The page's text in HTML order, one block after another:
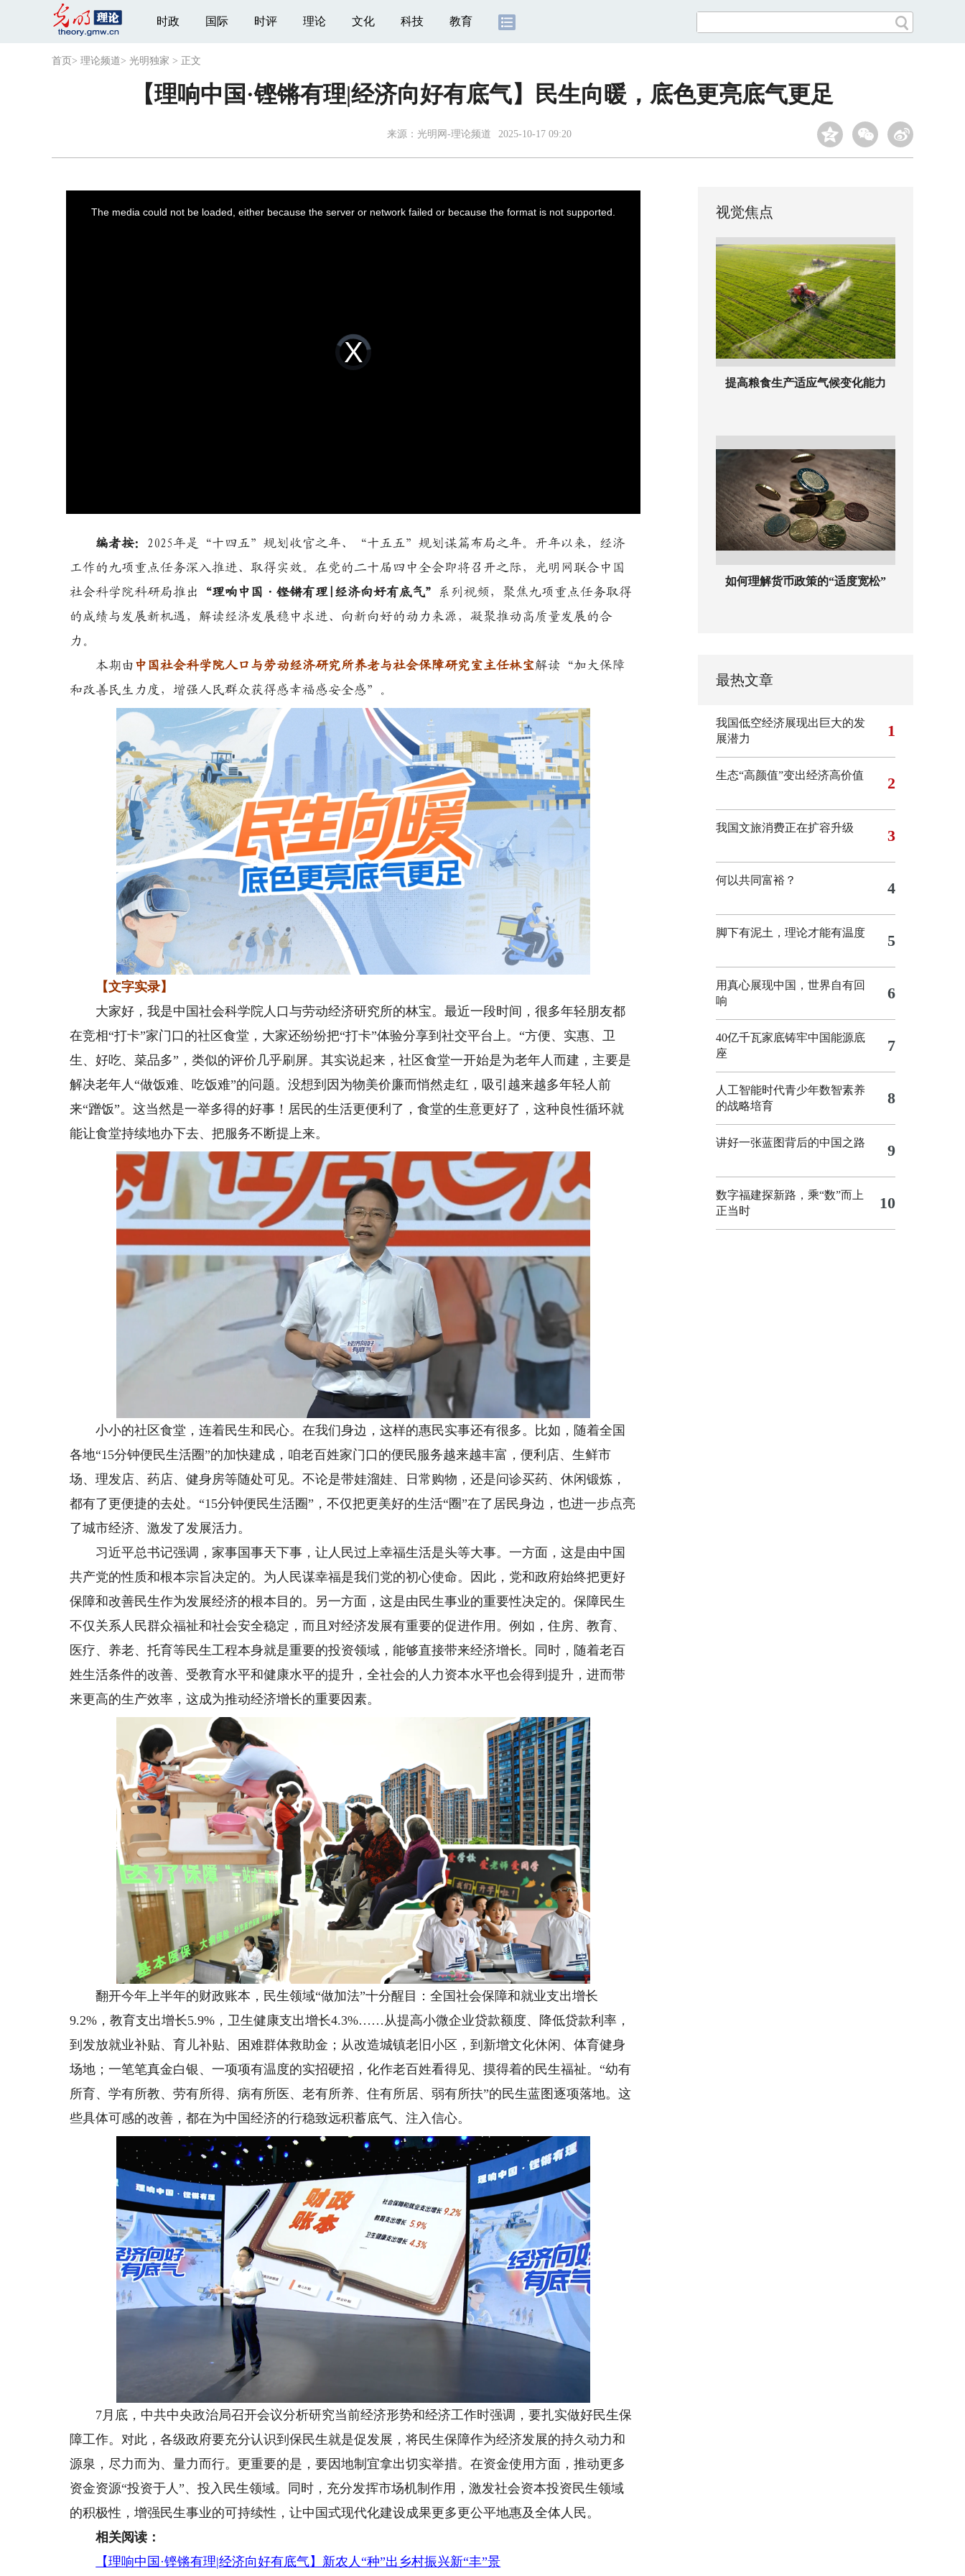
时政 国际 时评 理论 文化 科技 教育
首页 > 理论频道> 光明独家 > 正文
【理响中国·铿锵有理|经济向好有底气】民生向暖，底色更亮底气更足
来源： 光明网-理论频道 2025-10-17 09:20
Video
Player
loading.
The media could not be loaded, either because the server or network failed or because the format is not supported.
编者按： 2025年是“十四五”规划收官之年、“十五五”规划谋篇布局之年。开年以来，经济
工作的九项重点任务深入推进、取得实效。在党的二十届四中全会即将召开之际，光明网联合中国
社会科学院科研局推出
“理响中国·铿锵有理|经济向好有底气”
系列视频，聚焦九项重点任务取得
的成绩与发展新机遇，解读经济发展稳中求进、向新向好的动力来源，凝聚推动高质量发展的合
力。
本期由 中国社会科学院人口与劳动经济研究所养老与社会保障研究室主任林宝解读“加大保障
和改善民生力度，增强人民群众获得感幸福感安全感”。
【文字实录】
大家好，我是中国社会科学院人口与劳动经济研究所的林宝。最近一段时间，很多年轻朋友都
在竞相“打卡”家门口的社区食堂，大家还纷纷把“打卡”体验分享到社交平台上。“方便、实惠、卫
生、好吃、菜品多”，类似的评价几乎刷屏。其实说起来，社区食堂一开始是为老年人而建，主要是
解决老年人“做饭难、吃饭难”的问题。没想到因为物美价廉而悄然走红，吸引越来越多年轻人前
来“蹭饭”。这当然是一举多得的好事！居民的生活更便利了，食堂的生意更好了，这种良性循环就
能让食堂持续地办下去、把服务不断提上来。
小小的社区食堂，连着民生和民心。在我们身边，这样的惠民实事还有很多。比如，随着全国
各地“15分钟便民生活圈”的加快建成，咱老百姓家门口的便民服务越来越丰富，便利店、生鲜市
场、理发店、药店、健身房等随处可见。不论是带娃溜娃、日常购物，还是问诊买药、休闲锻炼，
都有了更便捷的去处。“15分钟便民生活圈”，不仅把更美好的生活“圈”在了居民身边，也进一步点亮
了城市经济、激发了发展活力。
习近平总书记强调，家事国事天下事，让人民过上幸福生活是头等大事。一方面，这是由中国
共产党的性质和根本宗旨决定的。为人民谋幸福是我们党的初心使命。因此，党和政府始终把更好
保障和改善民生作为发展经济的根本目的。另一方面，这是由民生事业的重要性决定的。保障民生
不仅关系人民群众福祉和社会安全稳定，而且对经济发展有重要的促进作用。例如，住房、教育、
医疗、养老、托育等民生工程本身就是重要的投资领域，能够直接带来经济增长。同时，随着老百
姓生活条件的改善、受教育水平和健康水平的提升，全社会的人力资本水平也会得到提升，进而带
来更高的生产效率，这成为推动经济增长的重要因素。
翻开今年上半年的财政账本，民生领域“做加法”十分醒目：全国社会保障和就业支出增长
9.2%，教育支出增长5.9%，卫生健康支出增长4.3%……从提高小微企业贷款额度、降低贷款利率，
到发放就业补贴、育儿补贴、困难群体救助金；从改造城镇老旧小区，到新增文化休闲、体育健身
场地；一笔笔真金白银、一项项有温度的实招硬招，化作老百姓看得见、摸得着的民生福祉。“幼有
所育、学有所教、劳有所得、病有所医、老有所养、住有所居、弱有所扶”的民生蓝图逐项落地。这
些具体可感的改善，都在为中国经济的行稳致远积蓄底气、注入信心。
7月底，中共中央政治局召开会议分析研究当前经济形势和经济工作时强调，要扎实做好民生保
障工作。对此，各级政府要充分认识到保民生就是促发展，将民生保障作为经济发展的持久动力和
源泉，尽力而为、量力而行。更重要的是，要因地制宜拿出切实举措。在资金使用方面，推动更多
资金资源“投资于人”、投入民生领域。同时，充分发挥市场机制作用，激发社会资本投资民生领域
的积极性，增强民生事业的可持续性，让中国式现代化建设成果更多更公平地惠及全体人民。
相关阅读：
【理响中国·铿锵有理|经济向好有底气】新农人“种”出乡村振兴新“丰”景
视觉焦点
提高粮食生产适应气候变化能力
如何理解货币政策的“适度宽松”
最热文章
我国低空经济展现出巨大的发
展潜力
1
生态“高颜值”变出经济高价值 2
我国文旅消费正在扩容升级 3
何以共同富裕？ 4
脚下有泥土，理论才能有温度 5
用真心展现中国，世界自有回
响
6
40亿千瓦家底铸牢中国能源底
座
7
人工智能时代青少年数智素养
的战略培育
8
讲好一张蓝图背后的中国之路 9
数字福建探新路，乘“数”而上
正当时
10